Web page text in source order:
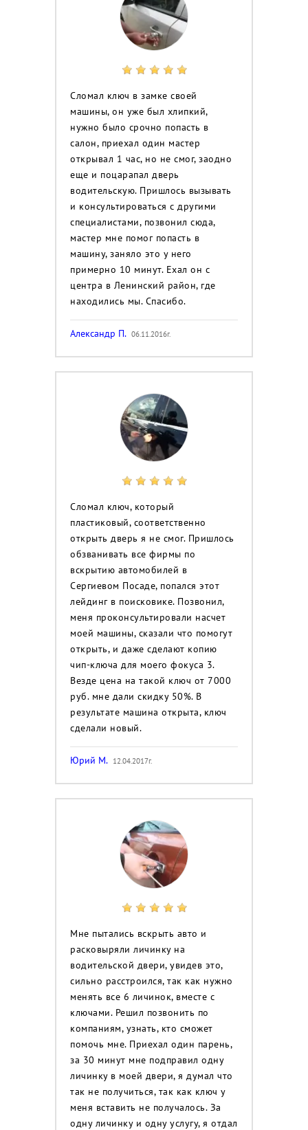
Сломал ключ в замке своей
машины, он уже был хлипкий,
нужно было срочно попасть в
салон, приехал один мастер
открывал 1 час, но не смог, заодно
еще и поцарапал дверь
водительскую. Пришлось вызывать
и консультироваться с другими
специалистами, позвонил сюда,
мастер мне помог попасть в
машину, заняло это у него
примерно 10 минут. Ехал он с
центра в Ленинский район, где
находились мы. Спасибо.
Александр П. 06.11.2016г.
Сломал ключ, который
пластиковый, соответственно
открыть дверь я не смог. Пришлось
обзванивать все фирмы по
вскрытию автомобилей в
Сергиевом Посаде, попался этот
лейдинг в поисковике. Позвонил,
меня проконсультировали насчет
моей машины, сказали что помогут
открыть, и даже сделают копию
чип-ключа для моего фокуса 3.
Везде цена на такой ключ от 7000
руб. мне дали скидку 50%. В
результате машина открыта, ключ
сделали новый.
Юрий М. 12.04.2017г.
Мне пытались вскрыть авто и
расковыряли личинку на
водительской двери, увидев это,
сильно расстроился, так как нужно
менять все 6 личинок, вместе с
ключами. Решил позвонить по
компаниям, узнать, кто сможет
помочь мне. Приехал один парень,
за 30 минут мне подправил одну
личинку в моей двери, я думал что
так не получиться, так как ключ у
меня вставить не получалось. За
одну личинку и одну услугу, я отдал